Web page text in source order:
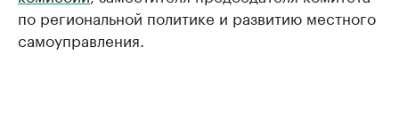
по региональной политике и развитию местного
самоуправления.